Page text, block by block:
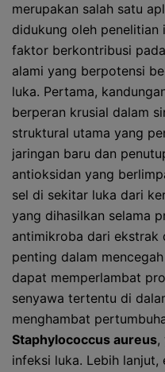
merupakan salah satu
didukung oleh penelitian
faktor berkontribusi
alami yang berpotensi
luka. Pertama,
berperan krusial dalam
struktural utama yang
jaringan baru dan
antioksidan yang
sel di sekitar luka dari
yang dihasilkan selama
antimikroba dari ekstrak
penting dalam
dapat memperlambat
senyawa tertentu di
menghambat
Staphylococcus aureus,
infeksi luka. Lebih